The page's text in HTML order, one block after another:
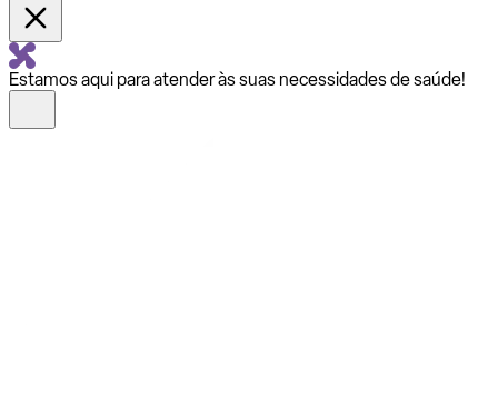
Estamos aqui para atender às suas necessidades de saúde!